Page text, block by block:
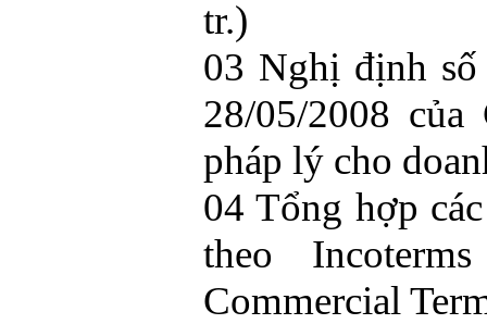
tr.)
03 Nghị định
28/05/2008
pháp lý cho
04 Tổng hợp
theo
Commercial